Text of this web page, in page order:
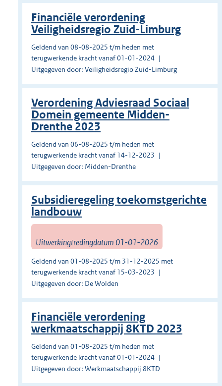
Financiële verordening
Veiligheidsregio Zuid-Limburg
Geldend van 08-08-2025 t/m heden met
terugwerkende kracht vanaf 01-01-2024
Uitgegeven door: Veiligheidsregio Zuid-Limburg
Verordening Adviesraad Sociaal
Domein gemeente Midden-
Drenthe 2023
Geldend van 06-08-2025 t/m heden met
terugwerkende kracht vanaf 14-12-2023
Uitgegeven door: Midden-Drenthe
Subsidieregeling toekomstgerichte
landbouw
Uitwerkingtredingdatum 01-01-2026
Geldend van 01-08-2025 t/m 31-12-2025 met
terugwerkende kracht vanaf 15-03-2023
Uitgegeven door: De Wolden
Financiële verordening
werkmaatschappij 8KTD 2023
Geldend van 01-08-2025 t/m heden met
terugwerkende kracht vanaf 01-01-2024
Uitgegeven door: Werkmaatschappij 8KTD